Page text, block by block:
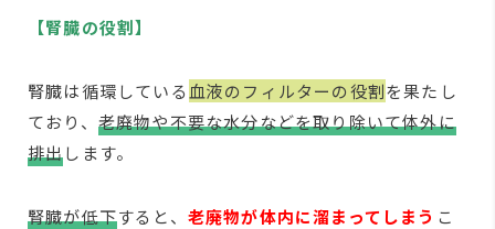
【腎臓の役割】
腎臓は循環している 血液のフィルターの役割を果たし
ており、 老廃物や不要な水分などを取り除いて体外に
排出します。
腎臓が低下すると、 老廃物が体内に溜まってしまう こ